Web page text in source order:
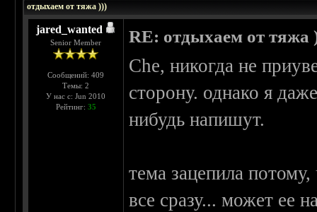
отдыхаем от тяжа )))
jared_wanted
Senior Member
Сообщений: 409
Темы: 2
У нас с: Jun 2010
Рейтинг: 35
RE: отдыхаем от тяжа
Che, никогда не
сторону. однако я
нибудь напишут.
тема зацепила
все сразу... может ее